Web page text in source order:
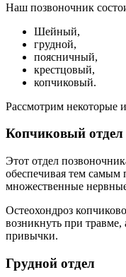
Наш позвоночник
Шейный,
грудной,
поясничный,
крестцовый,
копчиковый.
Рассмотрим некоторые
Копчиковый отдел
Этот отдел
обеспечивая тем самым
множественные
Остеохондроз
возникнуть при травме,
привычки.
Грудной отдел